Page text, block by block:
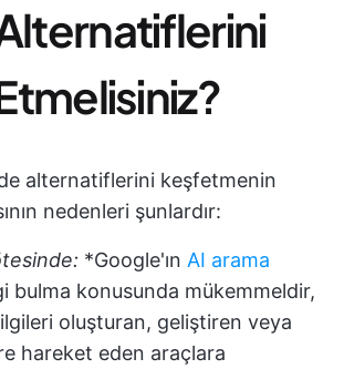
alternatiflerini keşfetmenin
nedenleri şunlardır:
*Google'ın AI arama
bulma konusunda mükemmeldir,
oluşturan, geliştiren veya
hareket eden araçlara